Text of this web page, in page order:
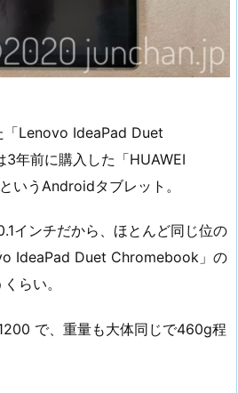
「Lenovo IdeaPad Duet
年前に購入した「HUAWEI
いうAndroidタブレット。
インチだから、ほとんど同じ位の
IdeaPad Duet Chromebook」の
らい。
で、重量も大体同じで460g程